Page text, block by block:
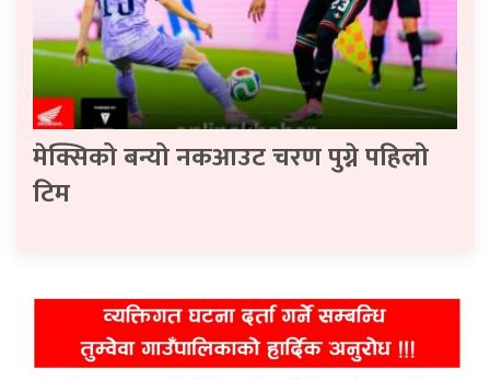
मेक्सिको बन्यो नकआउट चरण पुग्ने पहिलो
टिम